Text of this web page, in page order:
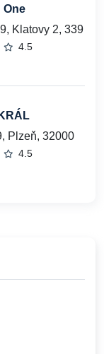
One
Klatovy 2, 339 01
4.5
Plzeň, 32000
4.5